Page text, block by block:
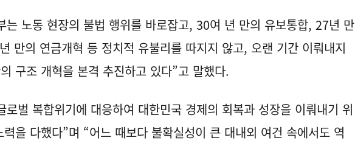
는 노동 현장의 불법 행위를 바로잡고, 30여 년 만의 유보통합, 27년 만
만의 연금개혁 등 정치적 유불리를 따지지 않고, 오랜 기간 이뤄내지
구조 개혁을 본격 추진하고 있다”고 말했다.
로벌 복합위기에 대응하여 대한민국 경제의 회복과 성장을 이뤄내기 위
을 다했다”며 “어느 때보다 불확실성이 큰 대내외 여건 속에서도 역